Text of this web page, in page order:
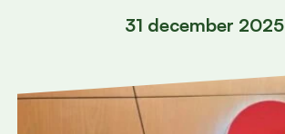
31 december 2025